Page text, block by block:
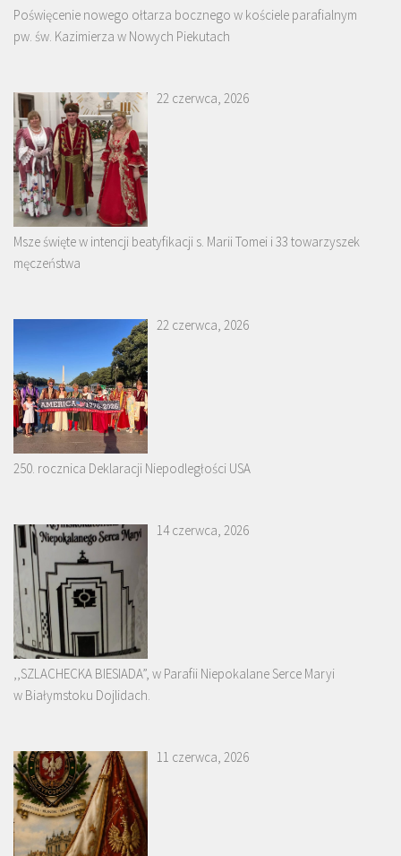
Poświęcenie nowego ołtarza bocznego w kościele parafialnym
pw. św. Kazimierza w Nowych Piekutach
22 czerwca, 2026
Msze święte w intencji beatyfikacji s. Marii Tomei i 33 towarzyszek
męczeństwa
22 czerwca, 2026
250. rocznica Deklaracji Niepodległości USA
14 czerwca, 2026
,,SZLACHECKA BIESIADA”, w Parafii Niepokalane Serce Maryi
w Białymstoku Dojlidach.
11 czerwca, 2026